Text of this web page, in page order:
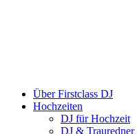
Über Firstclass DJ
Hochzeiten
DJ für Hochzeit
DJ & Trauredner